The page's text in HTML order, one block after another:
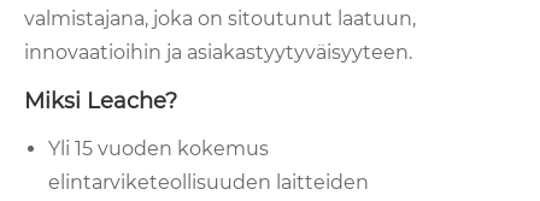
valmistajana, joka on sitoutunut laatuun,
innovaatioihin ja asiakastyytyväisyyteen.
Miksi Leache?
Yli 15 vuoden kokemus
elintarviketeollisuuden laitteiden